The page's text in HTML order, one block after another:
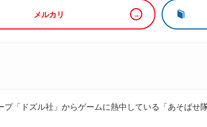
メルカリ
プ「ドズル社」からゲームに熱中している「あそばせ